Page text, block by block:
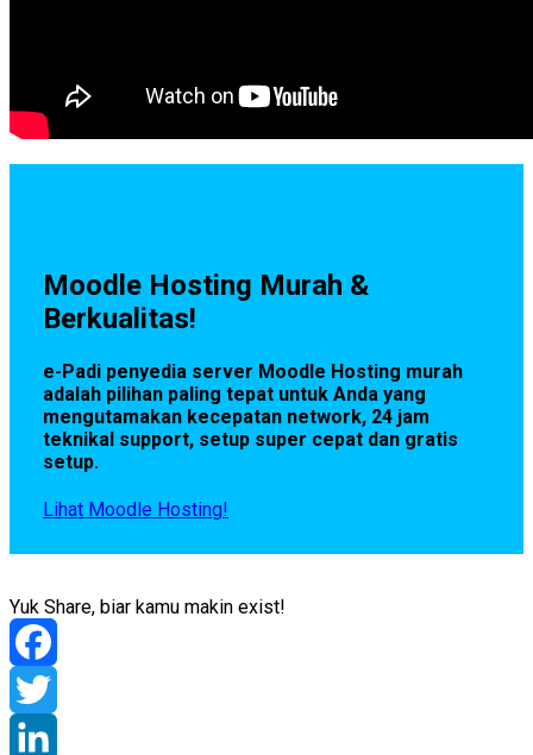
Moodle Hosting Murah &
Berkualitas!
e-Padi penyedia server Moodle Hosting murah
adalah pilihan paling tepat untuk Anda yang
mengutamakan kecepatan network, 24 jam
teknikal support, setup super cepat dan gratis
setup.
Lihat Moodle Hosting!
Yuk Share, biar kamu makin exist!
Facebook
Twitter